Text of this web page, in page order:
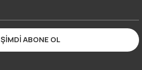
ŞİMDİ ABONE OL